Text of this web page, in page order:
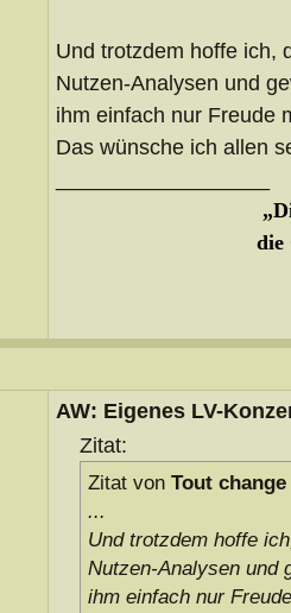
Und trotzdem hoffe ich,
Nutzen-Analysen und
ihm einfach nur Freude
Das wünsche ich allen
die
AW: Eigenes LV-
Zitat:
Zitat von Tout
...
Und trotzdem hoffe
Nutzen-Analysen und
ihm einfach nur